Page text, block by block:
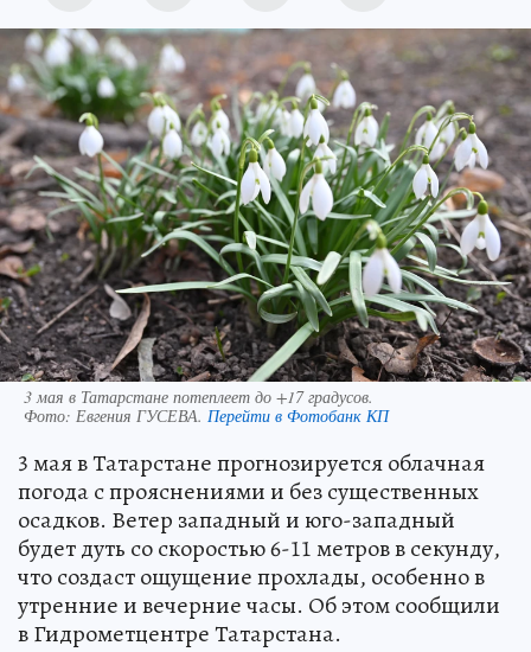
3 мая в Татарстане потеплеет до +17 градусов.
Фото: Евгения ГУСЕВА. Перейти в Фотобанк КП
3 мая в Татарстане прогнозируется облачная
погода с прояснениями и без существенных
осадков. Ветер западный и юго-западный
будет дуть со скоростью 6-11 метров в секунду,
что создаст ощущение прохлады, особенно в
утренние и вечерние часы. Об этом сообщили
в Гидрометцентре Татарстана.